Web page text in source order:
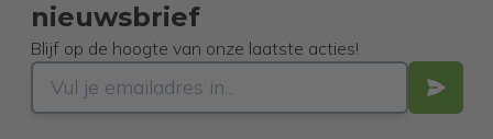
nieuwsbrief
Blijf op de hoogte van onze laatste acties!